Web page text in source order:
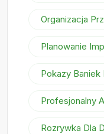
Organizacja
Planowanie
Pokazy Baniek
Profesjonalny
Rozrywka Dla